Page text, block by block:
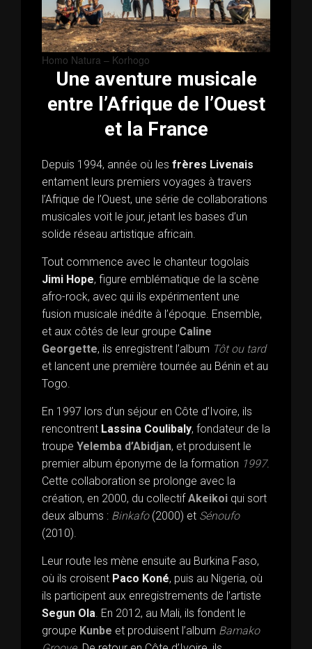
Homo Natura – Korhogo
Une aventure musicale
entre l’Afrique de l’Ouest
et la France
Depuis 1994, année où les frères Livenais
entament leurs premiers voyages à travers
l’Afrique de l’Ouest, une série de collaborations
musicales voit le jour, jetant les bases d’un
solide réseau artistique africain.
Tout commence avec le chanteur togolais
Jimi Hope, figure emblématique de la scène
afro-rock, avec qui ils expérimentent une
fusion musicale inédite à l’époque. Ensemble,
et aux côtés de leur groupe Caline
Georgette, ils enregistrent l’album Tôt ou tard
et lancent une première tournée au Bénin et au
Togo.
En 1997 lors d’un séjour en Côte d’Ivoire, ils
rencontrent Lassina Coulibaly, fondateur de la
troupe Yelemba d’Abidjan, et produisent le
premier album éponyme de la formation 1997.
Cette collaboration se prolonge avec la
création, en 2000, du collectifAkeikoi qui sort
deux albums : Binkafo(2000) et Sénoufo
(2010).
Leur route les mène ensuite au Burkina Faso,
où ils croisent Paco Koné, puis au Nigeria, où
ils participent aux enregistrements de l’artiste
Segun Ola . En 2012, au Mali, ils fondent le
groupe Kunbe et produisent l’album Bamako